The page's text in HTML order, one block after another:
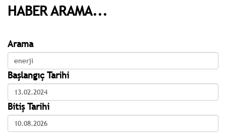
HABER ARAMA...
Arama
Başlangıç Tarihi
Bitiş Tarihi